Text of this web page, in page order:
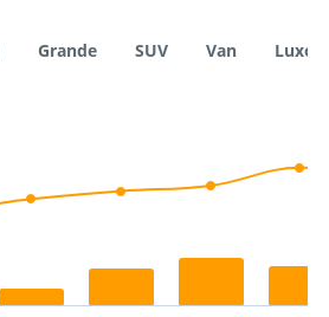
Grande SUV Van Luxo